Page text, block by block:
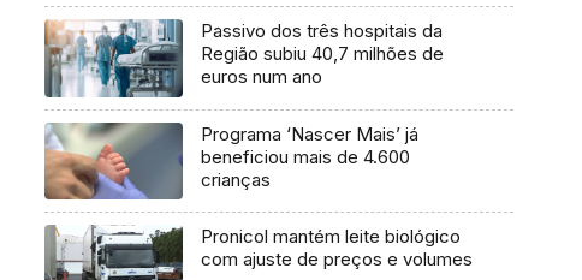
Passivo dos três hospitais da
Região subiu 40,7 milhões de
euros num ano
Programa ‘Nascer Mais’ já
beneficiou mais de 4.600
crianças
Pronicol mantém leite biológico
com ajuste de preços e volumes